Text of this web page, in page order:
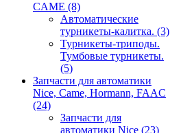
CAME (8)
Автоматические
турникеты-калитка. (3)
Турникеты-триподы.
Тумбовые турникеты.
(5)
Запчасти для автоматики
Nice, Came, Hormann, FAAC
(24)
Запчасти для
автоматики Nice (23)